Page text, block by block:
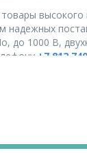
надежных
до 1000 В,
+7 812